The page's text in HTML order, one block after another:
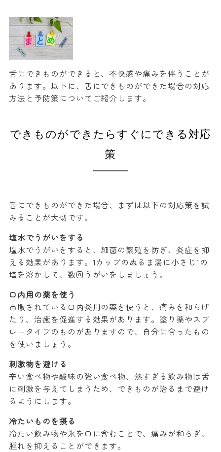
舌にできものができると、不快感や痛みを伴うことが
あります。以下に、舌にできものができた場合の対応
方法と予防策についてご紹介します。
できものができたらすぐにできる対応
策
舌にできものができた場合、まずは以下の対応策を試
みることが大切です。
塩水でうがいをする
塩水でうがいをすると、細菌の繁殖を防ぎ、炎症を抑
える効果があります。1カップのぬるま湯に小さじ1の
塩を溶かして、数回うがいをしましょう。
口内用の薬を使う
市販されている口内炎用の薬を使うと、痛みを和らげ
たり、治癒を促進する効果があります。塗り薬やスプ
レータイプのものがありますので、自分に合ったもの
を使いましょう。
刺激物を避ける
辛い食べ物や酸味の強い食べ物、熱すぎる飲み物は舌
に刺激を与えてしまうため、できものが治るまで避け
るようにします。
冷たいものを摂る
冷たい飲み物や氷を口に含むことで、痛みが和らぎ、
腫れを抑えることができます。